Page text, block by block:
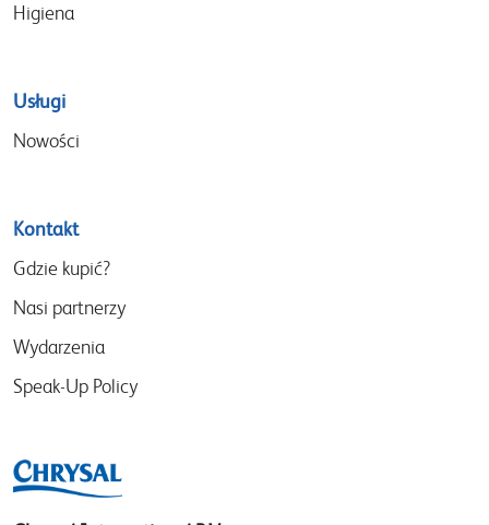
Higiena
Usługi
Nowości
Kontakt
Gdzie kupić?
Nasi partnerzy
Wydarzenia
Speak-Up Policy